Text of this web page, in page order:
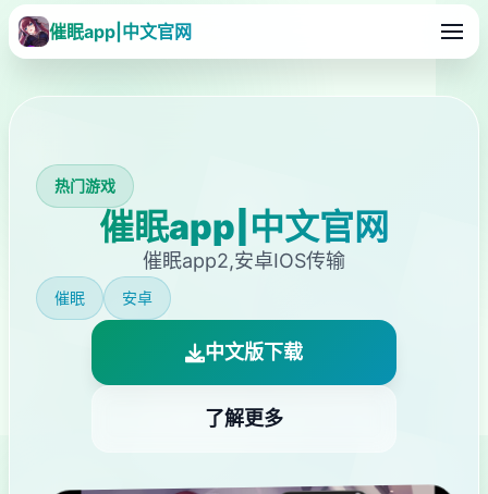
催眠app|中文官网
热门游戏
催眠app|中文官网
催眠app2,安卓IOS传输
催眠 安卓
中文版下载
了解更多